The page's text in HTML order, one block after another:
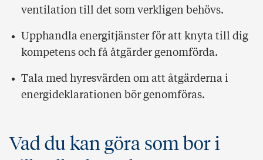
ventilation till det som verkligen behövs.
Upphandla energitjänster för att knyta till dig
kompetens och få åtgärder genomförda.
Tala med hyresvärden om att åtgärderna i
energideklarationen bör genomföras.
Vad du kan göra som bor i